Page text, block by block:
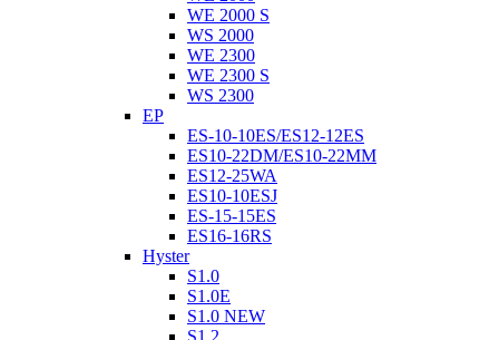
WE 2000 S
WS 2000
WE 2300
WE 2300 S
WS 2300
EP
ES-10-10ES/ES12-12ES
ES10-22DM/ES10-22MM
ES12-25WA
ES10-10ESJ
ES-15-15ES
ES16-16RS
Hyster
S1.0
S1.0E
S1.0 NEW
S1.2